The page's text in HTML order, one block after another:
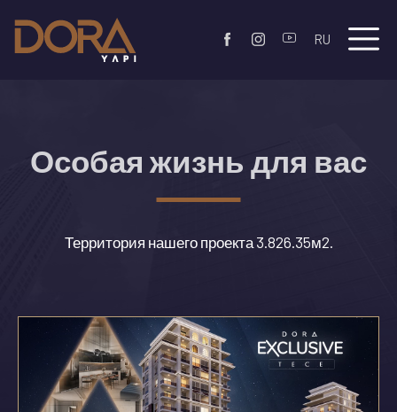
RU
Особая жизнь для вас
Территория нашего проекта 3.826.35м2.